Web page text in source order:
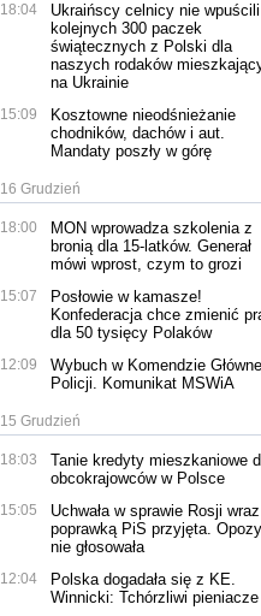
18:04
Ukraińscy celnicy nie wpuścili
kolejnych 300 paczek
świątecznych z Polski dla
naszych rodaków
na Ukrainie
15:09
Kosztowne nieodśnieżanie
chodników, dachów i aut.
Mandaty poszły w górę
16 Grudzień
18:00
MON wprowadza szkolenia z
bronią dla 15-latków. Generał
mówi wprost, czym to grozi
15:07
Posłowie w kamasze!
Konfederacja chce zmienić
dla 50 tysięcy Polaków
12:09
Wybuch w Komendzie
Policji. Komunikat MSWiA
15 Grudzień
18:03
Tanie kredyty mieszkaniowe
obcokrajowców w Polsce
15:05
Uchwała w sprawie Rosji
poprawką PiS przyjęta.
nie głosowała
12:04
Polska dogadała się z KE.
Winnicki: Tchórzliwi pieniacze